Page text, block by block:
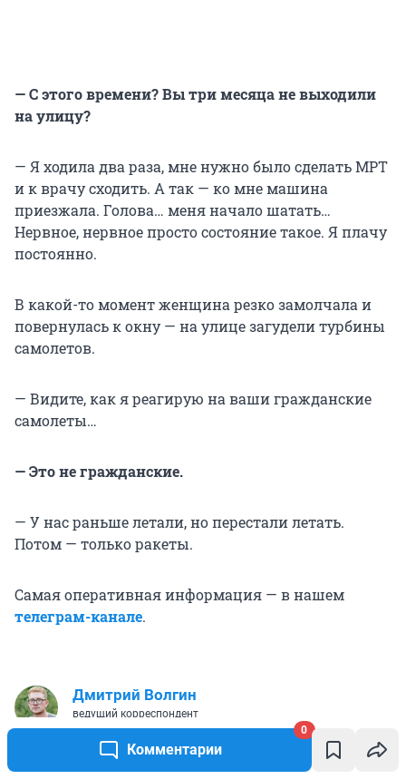
Комментарии
0
— С этого времени? Вы три месяца не выходили
на улицу?
— Я ходила два раза, мне нужно было сделать МРТ
и к врачу сходить. А так — ко мне машина
приезжала. Голова… меня начало шатать…
Нервное, нервное просто состояние такое. Я плачу
постоянно.
В какой-то момент женщина резко замолчала и
повернулась к окну — на улице загудели турбины
самолетов.
— Видите, как я реагирую на ваши гражданские
самолеты…
— Это не гражданские.
— У нас раньше летали, но перестали летать.
Потом — только ракеты.
Самая оперативная информация — в нашем
телеграм-канале.
Дмитрий Волгин
ведущий корреспондент
Белгородская область